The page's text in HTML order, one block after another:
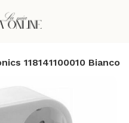
118141100010 Bianco